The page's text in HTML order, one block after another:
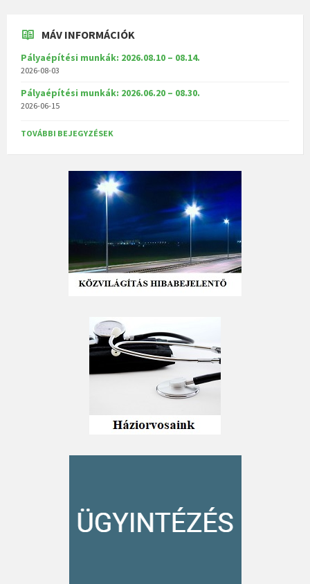
MÁV INFORMÁCIÓK
Pályaépítési munkák: 2026.08.10 – 08.14.
2026-08-03
Pályaépítési munkák: 2026.06.20 – 08.30.
2026-06-15
TOVÁBBI BEJEGYZÉSEK